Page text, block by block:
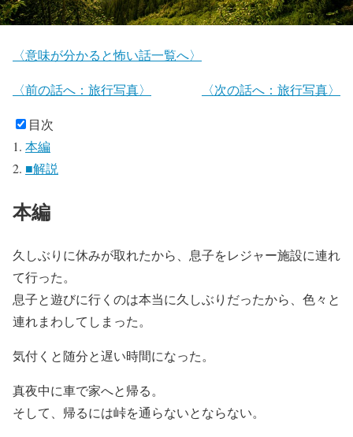
〈意味が分かると怖い話一覧へ〉
〈前の話へ：旅行写真〉 〈次の話へ：旅行写真〉
目次
本編
■解説
本編
久しぶりに休みが取れたから、息子をレジャー施設に連れ
て行った。
息子と遊びに行くのは本当に久しぶりだったから、色々と
連れまわしてしまった。
気付くと随分と遅い時間になった。
真夜中に車で家へと帰る。
そして、帰るには峠を通らないとならない。